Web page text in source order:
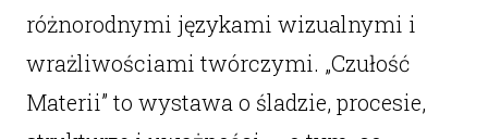
różnorodnymi językami wizualnymi i
wrażliwościami twórczymi. „Czułość
Materii” to wystawa o śladzie, procesie,